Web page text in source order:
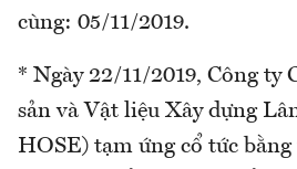
cùng: 05/11/2019.
* Ngày 22/11/2019, Công ty
sản và Vật liệu Xây dựng
HOSE) tạm ứng cổ tức